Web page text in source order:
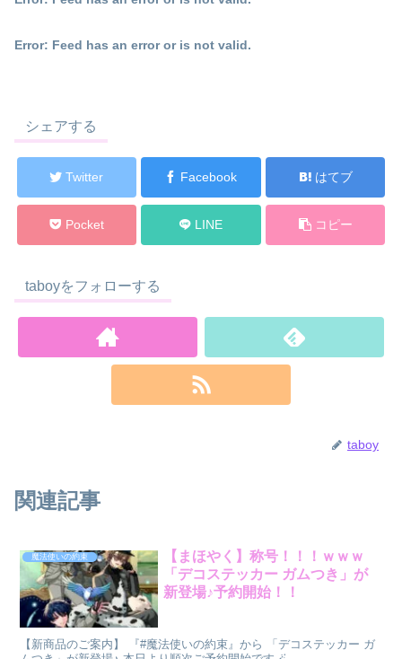
Error: Feed has an error or is not valid.
シェアする
Twitter Facebook はてブ
Pocket LINE コピー
taboyをフォローする
taboy
関連記事
魔法使いの約束
【まほやく】称号！！！ｗｗｗ
「デコステッカー ガムつき」が
新登場♪予約開始！！
【新商品のご案内】 『#魔法使いの約束』から 「デコステッカー ガ